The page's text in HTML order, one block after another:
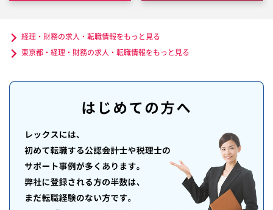
経理・財務の求人・転職情報をもっと見る
東京都・経理・財務の求人・転職情報をもっと見る